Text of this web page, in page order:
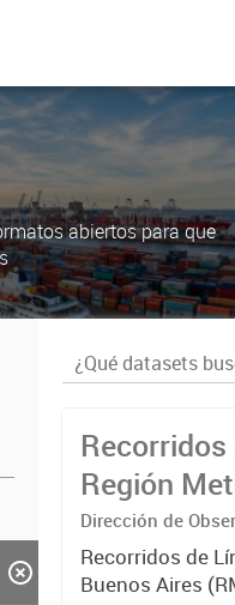
abiertos para que
Región
(RMBA)
Dirección de
Recorridos de
Buenos Aires